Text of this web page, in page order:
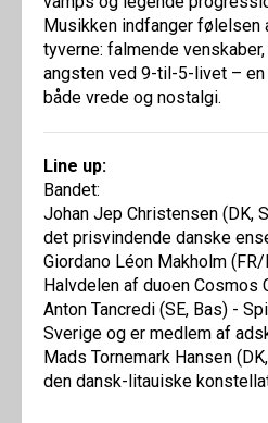
Musikken indfanger følelsen
tyverne: falmende
angsten ved 9-til-5-livet –
både vrede og nostalgi.
Line up:
Bandet:
Johan Jep Christensen (DK,
det prisvindende danske
Giordano Léon Makholm
Halvdelen af duoen Cosmos
Anton Tancredi (SE, Bas) -
Sverige og er medlem af
Mads Tornemark Hansen
den dansk-litauiske